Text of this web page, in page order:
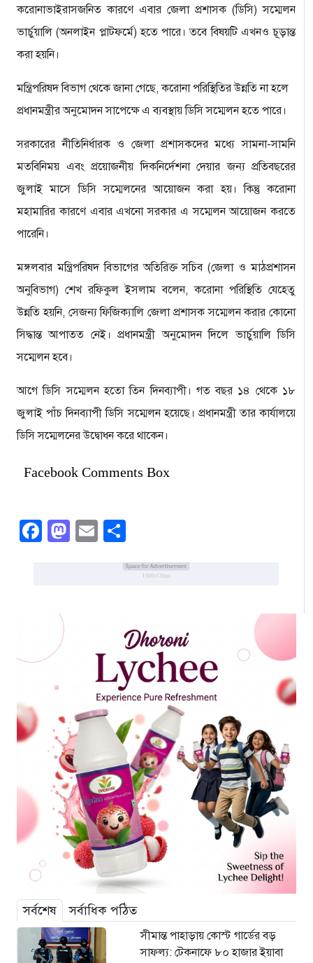
করোনাভাইরাসজনিত কারণে এবার জেলা প্রশাসক (ডিসি) সম্মেলন
ভার্চুয়ালি (অনলাইন প্লাটফর্মে) হতে পারে। তবে বিষয়টি এখনও চূড়ান্ত
করা হয়নি।
মন্ত্রিপরিষদ বিভাগ থেকে জানা গেছে, করোনা পরিস্থিতির উন্নতি না হলে
প্রধানমন্ত্রীর অনুমোদন সাপেক্ষে এ ব্যবস্থায় ডিসি সম্মেলন হতে পারে।
সরকারের নীতিনির্ধারক ও জেলা প্রশাসকদের মধ্যে সামনা-সামনি
মতবিনিময় এবং প্রয়োজনীয় দিকনির্দেশনা দেয়ার জন্য প্রতিবছরের
জুলাই মাসে ডিসি সম্মেলনের আয়োজন করা হয়। কিন্তু করোনা
মহামারির কারণে এবার এখনো সরকার এ সম্মেলন আয়োজন করতে
পারেনি।
মঙ্গলবার মন্ত্রিপরিষদ বিভাগের অতিরিক্ত সচিব (জেলা ও মাঠপ্রশাসন
অনুবিভাগ) শেখ রফিকুল ইসলাম বলেন, করোনা পরিস্থিতি যেহেতু
উন্নতি হয়নি, সেজন্য ফিজিক্যালি জেলা প্রশাসক সম্মেলন করার কোনো
সিদ্ধান্ত আপাতত নেই। প্রধানমন্ত্রী অনুমোদন দিলে ভার্চুয়ালি ডিসি
সম্মেলন হবে।
আগে ডিসি সম্মেলন হতো তিন দিনব্যাপী। গত বছর ১৪ থেকে ১৮
জুলাই পাঁচ দিনব্যাপী ডিসি সম্মেলন হয়েছে। প্রধানমন্ত্রী তার কার্যালয়ে
ডিসি সম্মেলনের উদ্বোধন করে থাকেন।
Facebook Comments Box
Facebook
Mastodon
Email
সর্বশেষ সর্বাধিক পঠিত
সীমান্ত পাহাড়ায় কোস্ট গার্ডের বড়
সাফল্য: টেকনাফে ৮০ হাজার ইয়াবা